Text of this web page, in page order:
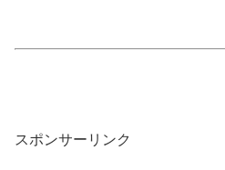
スポンサーリンク